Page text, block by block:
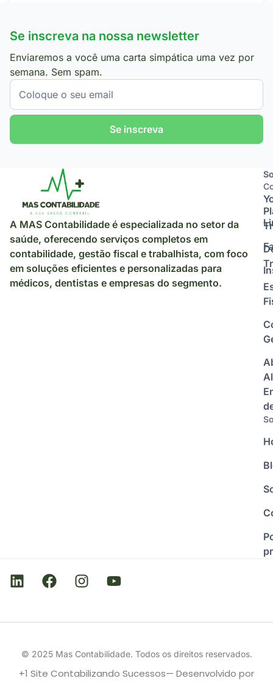
Se inscreva na nossa newsletter
Enviaremos a você uma carta simpática uma vez por
semana. Sem spam.
Se inscreva
A MAS Contabilidade é especializada no setor da
saúde, oferecendo serviços completos em
contabilidade, gestão fiscal e trabalhista, com foco
em soluções eficientes e personalizadas para
médicos, dentistas e empresas do segmento.
© 2025 Mas Contabilidade. Todos os direitos reservados.
+1 Site Contabilizando Sucessos— Desenvolvido por